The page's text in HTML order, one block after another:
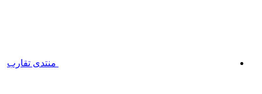
منتدى تقارب